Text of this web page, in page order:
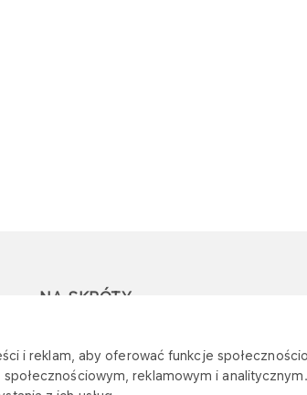
i reklam, aby oferować funkcje
reklamowym i
NA SKRÓTY
oszustwami
Dotacje